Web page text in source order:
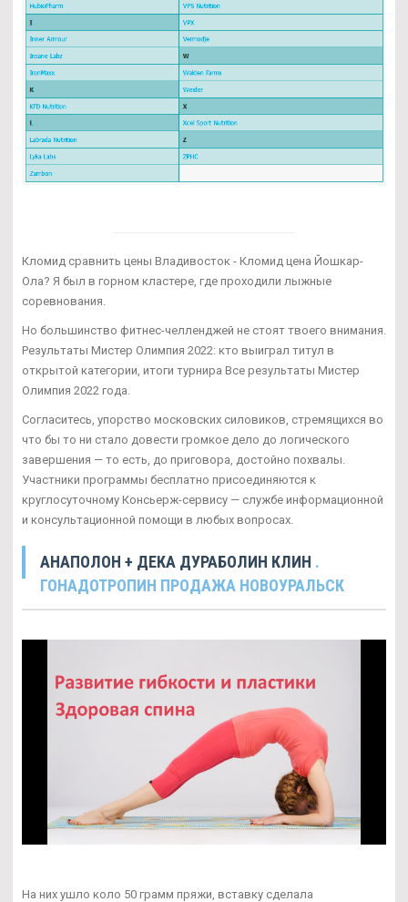
Кломид сравнить цены Владивосток - Кломид цена Йошкар-
Ола? Я был в горном кластере, где проходили лыжные
соревнования.
Но большинство фитнес-челленджей не стоят твоего внимания.
Результаты Мистер Олимпия 2022: кто выиграл титул в
открытой категории, итоги турнира Все результаты Мистер
Олимпия 2022 года.
Согласитесь, упорство московских силовиков, стремящихся во
что бы то ни стало довести громкое дело до логического
завершения — то есть, до приговора, достойно похвалы.
Участники программы бесплатно присоединяются к
круглосуточному Консьерж-сервису — службе информационной
и консультационной помощи в любых вопросах.
АНАПОЛОН + ДЕКА ДУРАБОЛИН КЛИН .
ГОНАДОТРОПИН ПРОДАЖА НОВОУРАЛЬСК
На них ушло коло 50 грамм пряжи, вставку сделала